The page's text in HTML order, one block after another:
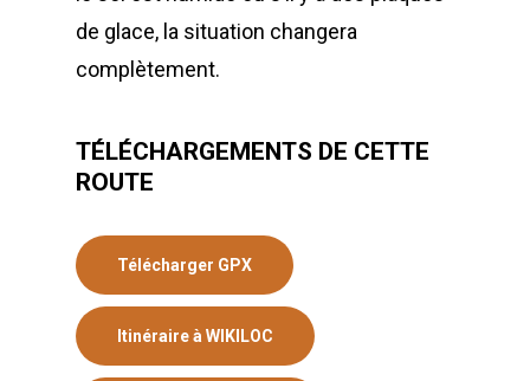
de glace, la situation changera
complètement.
TÉLÉCHARGEMENTS DE CETTE
ROUTE
Télécharger GPX
Itinéraire à WIKILOC